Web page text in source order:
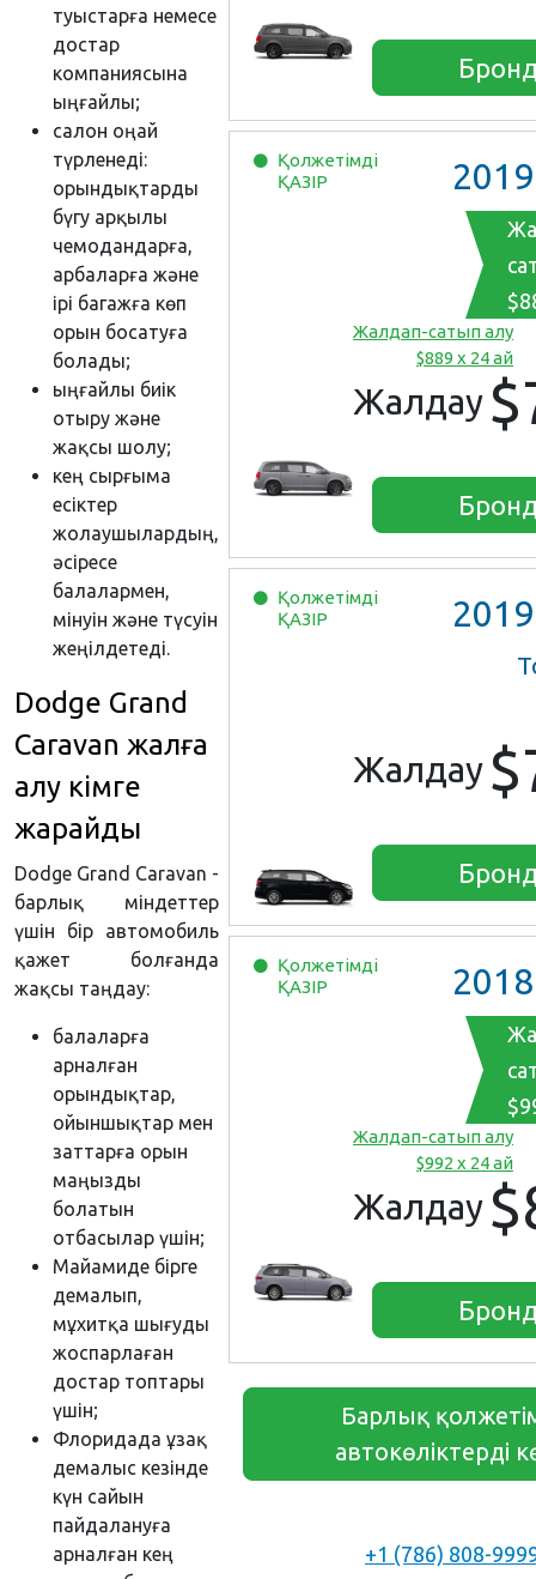
Қолжетімді
ҚАЗІР
2019
Жалдап-сатып алу
$889 x 24 ай
Жалдау
Қолжетімді
ҚАЗІР
2019
Жалдау
Қолжетімді
ҚАЗІР
2018
Жалдап-сатып алу
$992 x 24 ай
Жалдау
Барлық
автокөліктерді
+1 (786) 808-
туыстарға немесе
достар
компаниясына
ыңғайлы;
салон оңай
түрленеді:
орындықтарды
бүгу арқылы
чемодандарға,
арбаларға және
ірі багажға көп
орын босатуға
болады;
ыңғайлы биік
отыру және
жақсы шолу;
кең сырғыма
есіктер
жолаушылардың,
әсіресе
балалармен,
мінуін және түсуін
жеңілдетеді.
Dodge Grand
Caravan жалға
алу кімге
жарайды
Dodge Grand Caravan -
барлық міндеттер
үшін бір автомобиль
қажет болғанда
жақсы таңдау:
балаларға
арналған
орындықтар,
ойыншықтар мен
заттарға орын
маңызды
болатын
отбасылар үшін;
Майамиде бірге
демалып,
мұхитқа шығуды
жоспарлаған
достар топтары
үшін;
Флоридада ұзақ
демалыс кезінде
күн сайын
пайдалануға
арналған кең